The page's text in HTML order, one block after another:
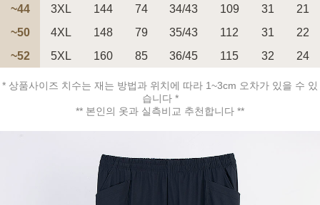
페이코 ID로 페
PAYCO 바로구매
~44
3XL 144 74 34/43 109 31
21
~50
4XL 148 79 35/43 112 31
22
~52
5XL 160 85 36/45 115 32 24
* 상품사이즈 치수는 재는 방법과 위치에 따라 1~3cm 오차가 있을 수 있
습니다 *
** 본인의 옷과 실측비교 추천합니다 **